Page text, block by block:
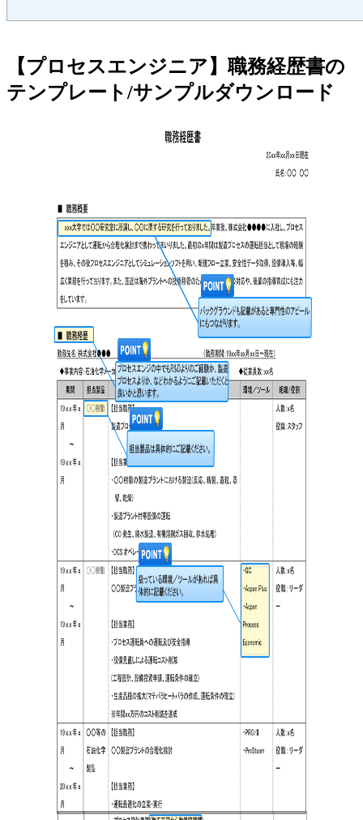
【プロセスエンジニア】職務経歴書の
テンプレート/サンプルダウンロード